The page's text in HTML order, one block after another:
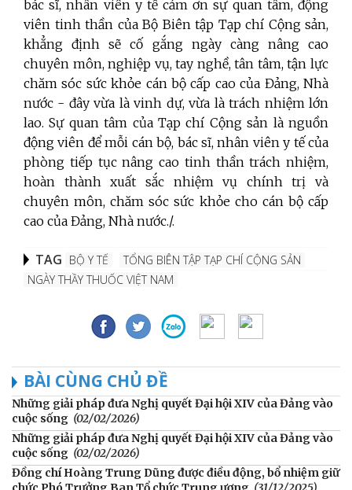
bác sĩ, nhân viên y tế cảm ơn sự quan tâm, động
viên tinh thần của Bộ Biên tập Tạp chí Cộng sản,
khẳng định sẽ cố gắng ngày càng nâng cao
chuyên môn, nghiệp vụ, tay nghề, tân tâm, tận lực
chăm sóc sức khỏe cán bộ cấp cao của Đảng, Nhà
nước - đây vừa là vinh dự, vừa là trách nhiệm lớn
lao. Sự quan tâm của Tạp chí Cộng sản là nguồn
động viên để mỗi cán bộ, bác sĩ, nhân viên y tế của
phòng tiếp tục nâng cao tinh thần trách nhiệm,
hoàn thành xuất sắc nhiệm vụ chính trị và
chuyên môn, chăm sóc sức khỏe cho cán bộ cấp
cao của Đảng, Nhà nước./.
TAG BỘ Y TẾ
TỔNG BIÊN TẬP TẠP CHÍ CỘNG SẢN
NGÀY THẦY THUỐC VIỆT NAM
BÀI CÙNG CHỦ ĐỀ
Những giải pháp đưa Nghị quyết Đại hội XIV của Đảng vào
cuộc sống (02/02/2026)
Những giải pháp đưa Nghị quyết Đại hội XIV của Đảng vào
cuộc sống (02/02/2026)
Đồng chí Hoàng Trung Dũng được điều động, bổ nhiệm giữ